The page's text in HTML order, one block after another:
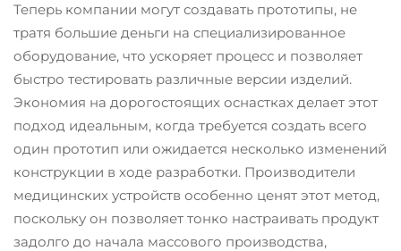
Теперь компании могут создавать прототипы, не
тратя большие деньги на специализированное
оборудование, что ускоряет процесс и позволяет
быстро тестировать различные версии изделий.
Экономия на дорогостоящих оснастках делает этот
подход идеальным, когда требуется создать всего
один прототип или ожидается несколько изменений
конструкции в ходе разработки. Производители
медицинских устройств особенно ценят этот метод,
поскольку он позволяет тонко настраивать продукт
задолго до начала массового производства,